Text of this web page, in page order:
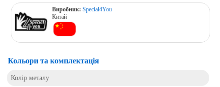
Виробник:Special4You
Китай
Кольори та комплектація
Колір металу